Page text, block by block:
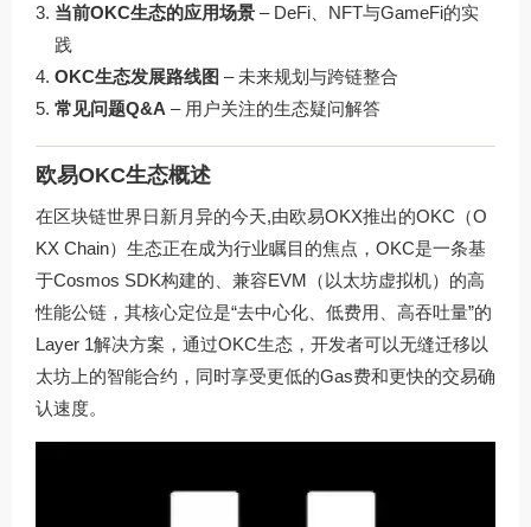
当前OKC生态的应用场景 – DeFi、NFT与GameFi的实
践
OKC生态发展路线图 – 未来规划与跨链整合
常见问题Q&A – 用户关注的生态疑问解答
欧易OKC生态概述
在区块链世界日新月异的今天,由欧易OKX推出的OKC（O
KX Chain）生态正在成为行业瞩目的焦点，OKC是一条基
于Cosmos SDK构建的、兼容EVM（以太坊虚拟机）的高
性能公链，其核心定位是“去中心化、低费用、高吞吐量”的
Layer 1解决方案，通过OKC生态，开发者可以无缝迁移以
太坊上的智能合约，同时享受更低的Gas费和更快的交易确
认速度。